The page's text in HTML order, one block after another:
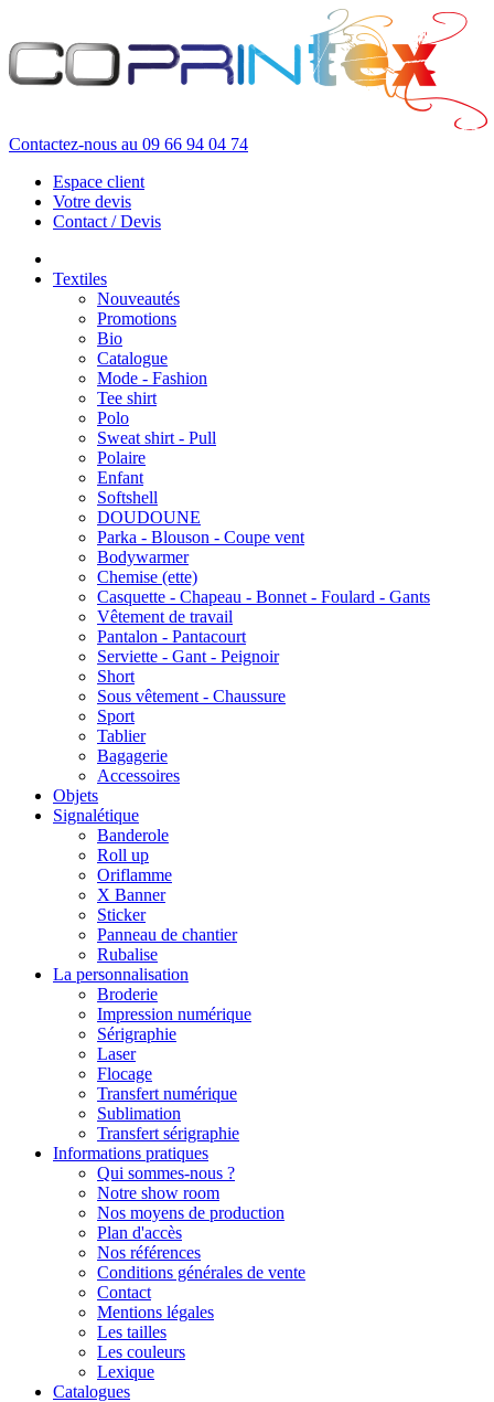
Contactez-nous au 09 66 94 04 74
Espace client
Votre devis
Contact / Devis
Textiles
Nouveautés
Promotions
Bio
Catalogue
Mode - Fashion
Tee shirt
Polo
Sweat shirt - Pull
Polaire
Enfant
Softshell
DOUDOUNE
Parka - Blouson - Coupe vent
Bodywarmer
Chemise (ette)
Casquette - Chapeau - Bonnet - Foulard - Gants
Vêtement de travail
Pantalon - Pantacourt
Serviette - Gant - Peignoir
Short
Sous vêtement - Chaussure
Sport
Tablier
Bagagerie
Accessoires
Objets
Signalétique
Banderole
Roll up
Oriflamme
X Banner
Sticker
Panneau de chantier
Rubalise
La personnalisation
Broderie
Impression numérique
Sérigraphie
Laser
Flocage
Transfert numérique
Sublimation
Transfert sérigraphie
Informations pratiques
Qui sommes-nous ?
Notre show room
Nos moyens de production
Plan d'accès
Nos références
Conditions générales de vente
Contact
Mentions légales
Les tailles
Les couleurs
Lexique
Catalogues